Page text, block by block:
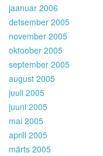
jaanuar 2006
detsember 2005
november 2005
oktoober 2005
september 2005
august 2005
juuli 2005
juuni 2005
mai 2005
aprill 2005
märts 2005